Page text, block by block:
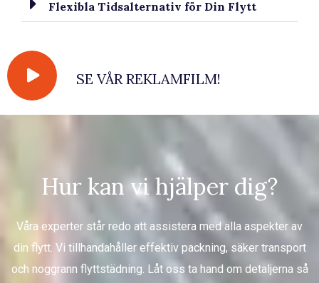
Flexibla Tidsalternativ för Din Flytt
SE VÅR REKLAMFILM!
Hur kan vi hjälper dig?
Våra experter står redo att assistera med alla aspekter av
din flytt. Vi tillhandahåller effektiv packning, säker transport
och noggrann flyttstädning. Låt oss ta hand om detaljerna så